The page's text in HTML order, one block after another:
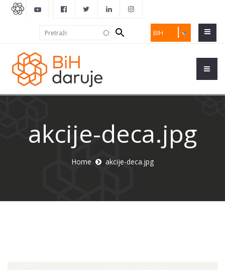
BIH
Search
form
akcije-deca.jpg
Home akcije-deca.jpg